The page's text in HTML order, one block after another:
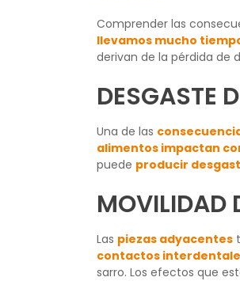
Comprender las
llevamos mucho
derivan de la pérdida de
DESGASTE
Una de las
alimentos impactan
puede producir
MOVILIDAD
Las piezas adyacentes
contactos
sarro. Los efectos que